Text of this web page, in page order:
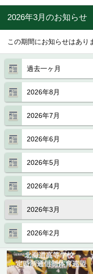
過去一ヶ月
2026年8月
2026年7月
2026年6月
2026年5月
2026年4月
2026年3月
2026年2月
2026年3月のお知らせ
この期間にお知らせはあり